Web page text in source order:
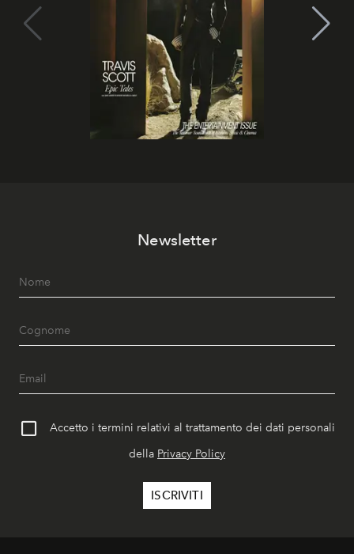
Newsletter
Accetto i termini relativi al trattamento dei dati personali
della Privacy Policy